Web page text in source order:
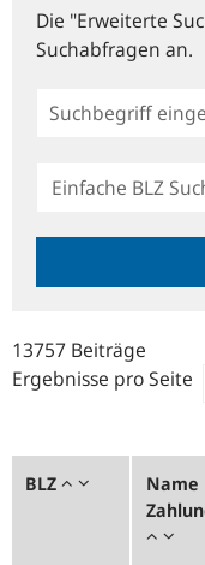
Die "Erweiterte
Suchabfragen an.
Einfache
Suche
13757 Beiträge
Ergebnisse pro Seite
BLZ
Name